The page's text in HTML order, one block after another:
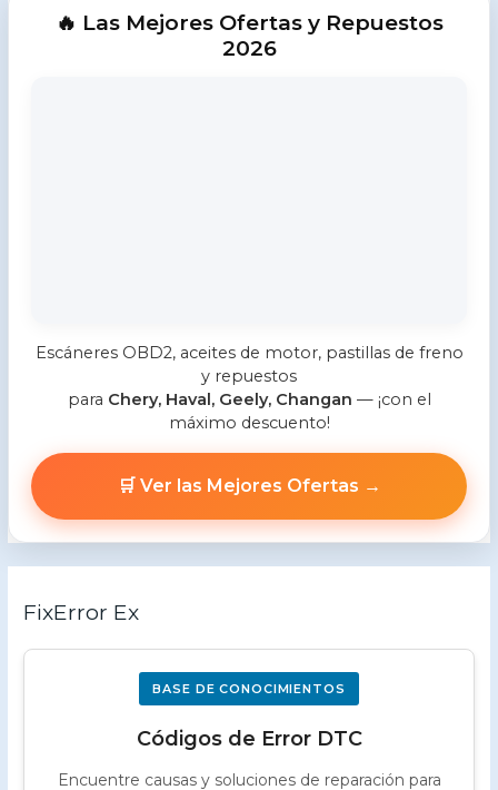
🔥 Las Mejores Ofertas y Repuestos
2026
Escáneres OBD2, aceites de motor, pastillas de freno
y repuestos
para Chery, Haval, Geely, Changan — ¡con el
máximo descuento!
🛒 Ver las Mejores Ofertas →
FixError Ex
BASE DE CONOCIMIENTOS
Códigos de Error DTC
Encuentre causas y soluciones de reparación para